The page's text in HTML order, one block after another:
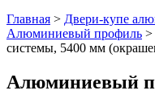
Главная > Двери-купе
Алюминиевый профиль >
системы, 5400 мм
Алюминиевый